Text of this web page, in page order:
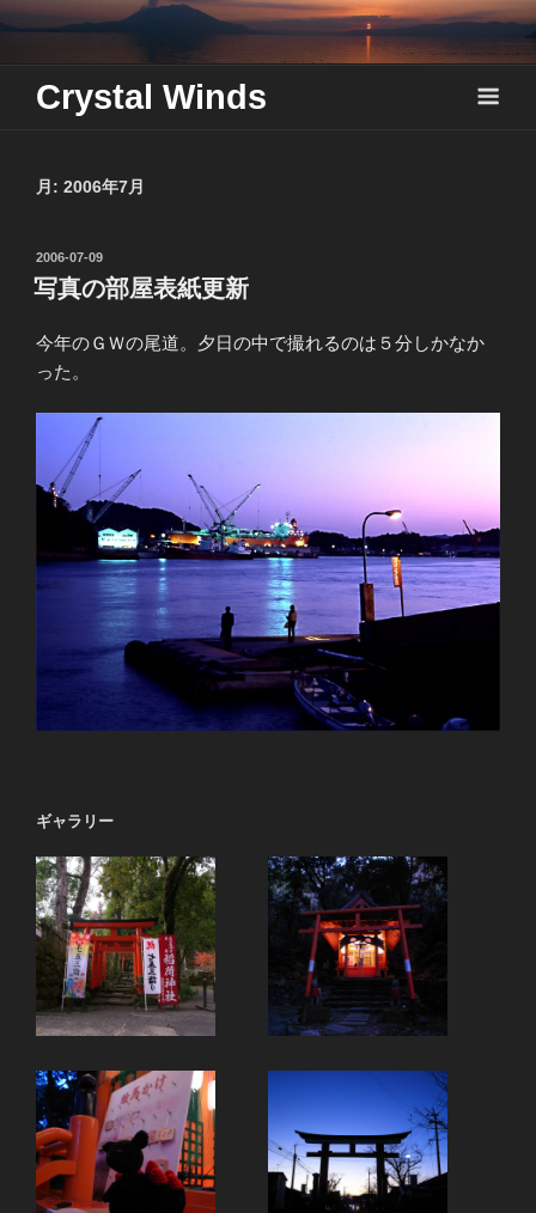
Skip
content
Crystal Winds
月: 2006年7月
投
稿
日:
2006-07-09
写真の部屋表紙更新
今年のＧＷの尾道。夕日の中で撮れるのは５分しかなか
った。
ギャラリー